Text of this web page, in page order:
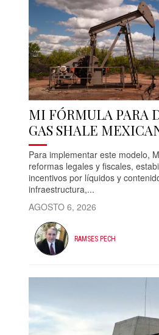
MI FÓRMULA PARA
GAS SHALE
Para implementar este modelo,
reformas legales y fiscales,
incentivos por líquidos y
infraestructura,...
AGOSTO 6, 2026
RAMSES PECH